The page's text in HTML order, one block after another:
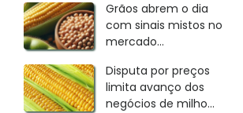
Grãos abrem o dia
com sinais mistos no
mercado...
Disputa por preços
limita avanço dos
negócios de milho...